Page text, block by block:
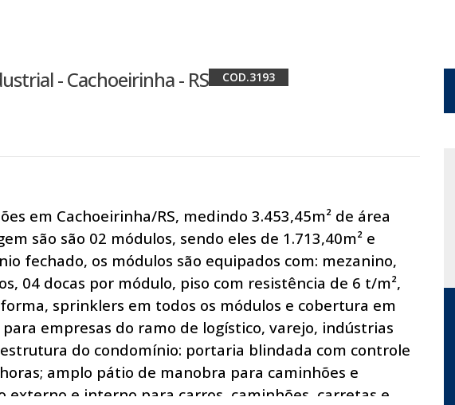
- Cachoeirinha - RS 3193
em Cachoeirinha/RS, medindo 3.453,45m² de área
são são 02 módulos, sendo eles de 1.713,40m² e
fechado, os módulos são equipados com: mezanino,
04 docas por módulo, piso com resistência de 6 t/m²,
sprinklers em todos os módulos e cobertura em
empresas do ramo de logístico, varejo, indústrias
do condomínio: portaria blindada com controle
amplo pátio de manobra para caminhões e
externo e interno para carros, caminhões, carretas e